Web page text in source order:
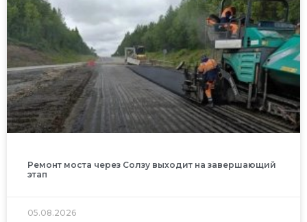
Ремонт моста через Солзу выходит на завершающий
этап
05.08.2026